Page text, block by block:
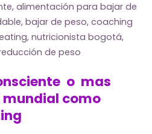
, alimentación para bajar de
, bajar de peso, coaching
, nutricionista bogotá,
de peso
o mas
como